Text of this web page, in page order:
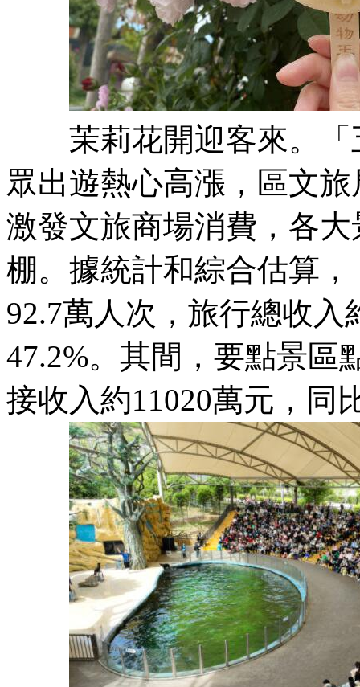
茉莉花開迎客來。「
眾出遊熱心高漲，區文
激發文旅商場消費，各
棚。據統計和綜合估算
92.7萬人次，旅行總收入
47.2%。其間，要點景區
接收入約11020萬元，同